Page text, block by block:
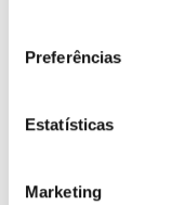
Preferências
Estatísticas
Marketing